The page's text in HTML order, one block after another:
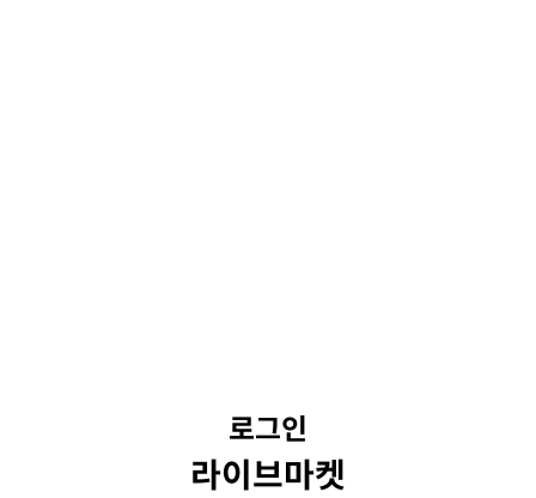
로그인
라이브마켓